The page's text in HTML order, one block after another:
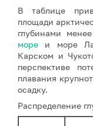
В таблице
площади
глубинами
море и море
Карском и
перспективе
плавания
осадку.
Распределение